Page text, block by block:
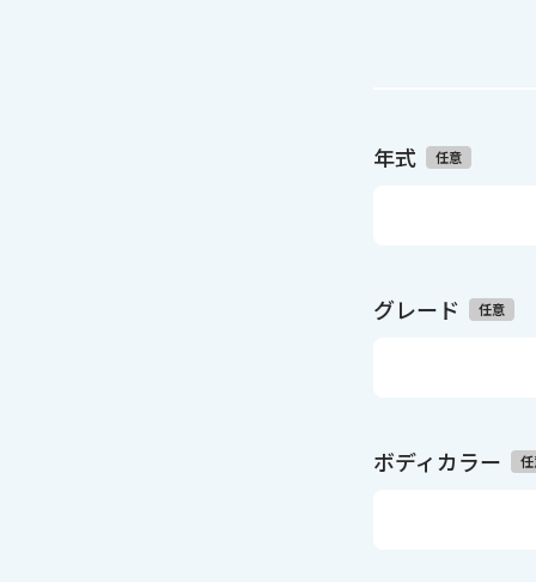
年式 任意
グレード 任意
ボディカラー